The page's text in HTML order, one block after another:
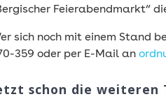
Feierabendmarkt“
sich noch mit einem Stand
359 oder per E-Mail an
schon die weiteren